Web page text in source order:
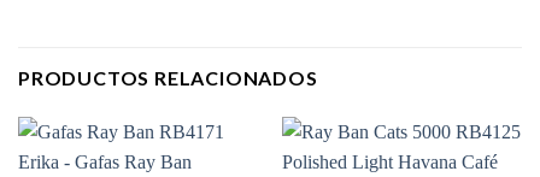
PRODUCTOS RELACIONADOS